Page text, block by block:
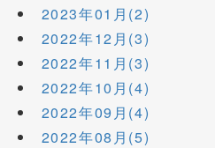
2023年01月(2)
2022年12月(3)
2022年11月(3)
2022年10月(4)
2022年09月(4)
2022年08月(5)